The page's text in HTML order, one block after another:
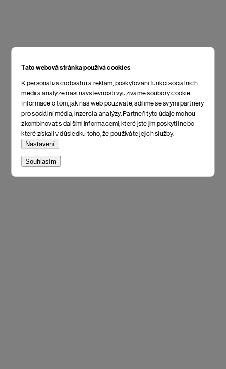
Tato webová stránka používá cookies
K personalizaci obsahu a reklam, poskytování funkcí sociálních
médií a analýze naší návštěvnosti využíváme soubory cookie.
Informace o tom, jak náš web používáte, sdílíme se svými partnery
pro sociální média, inzerci a analýzy. Partneři tyto údaje mohou
zkombinovat s dalšími informacemi, které jste jim poskytli nebo
které získali v důsledku toho, že používáte jejich služby.
Nastavení
Souhlasím